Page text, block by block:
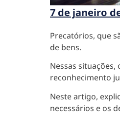
7 de janeiro
Precatórios, que
de bens.
Nessas
reconhecimento
Neste artigo,
necessários e os